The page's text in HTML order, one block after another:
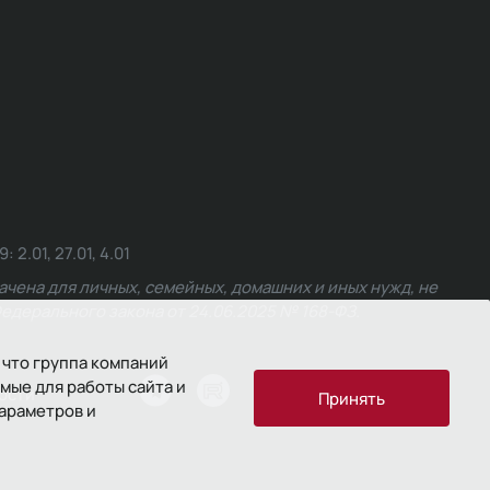
группа компаний
для работы сайта и
и
Принять
27.01, 4.01
для личных, семейных, домашних и иных нужд, не